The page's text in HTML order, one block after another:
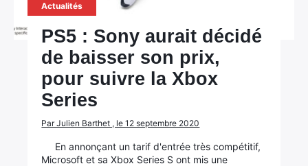
Actualités
PS5 : Sony aurait décidé
de baisser son prix,
pour suivre la Xbox
Series
Par Julien Barthet , le 12 septembre 2020
En annonçant un tarif d'entrée très compétitif,
Microsoft et sa Xbox Series S ont mis une